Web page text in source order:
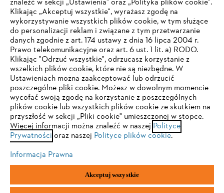
TWOJA PRZEGLĄDARKA NIE JEST
OBSŁUGIWANA
Korzystasz z przeglądarki, której jeszcze nie obsługujemy. W
celu optymalnego korzystania z naszej strony zalecamy
przejście do jednej z następujących przeglądarek:
Firefox Chrome
znaleźć w sekcji „Ustawienia" oraz „Polityka plików cookie".
Klikając „Akceptuj wszystkie", wyrażasz zgodę na
wykorzystywanie wszystkich plików cookie, w tym służące
do personalizacji reklam i związane z tym przetwarzanie
danych zgodnie z art. 174 ustawy z dnia 16 lipca 2004 r.
Prawo telekomunikacyjne oraz art. 6 ust. 1 lit. a) RODO.
Klikając "Odrzuć wszystkie", odrzucasz korzystanie z
wszelkich plików cookie, które nie są niezbędne. W
Ustawieniach można zaakceptować lub odrzucić
poszczególne pliki cookie. Możesz w dowolnym momencie
wycofać swoją zgodę na korzystanie z poszczególnych
plików cookie lub wszystkich plików cookie ze skutkiem na
przyszłość w sekcji „Pliki cookie" umieszczonej w stopce.
Więcej informacji można znaleźć w naszej Polityce
Prywatności oraz naszej Polityce plików cookie.
Informacja Prawna
Akceptuj wszystkie